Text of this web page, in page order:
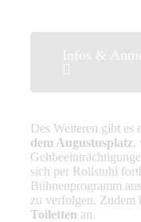
Infos &
Des Weiteren gibt es
dem Augustusplatz,
sich per Rollstuhl
Bühnenprogramm
zu verfolgen. Zudem
Toiletten an.